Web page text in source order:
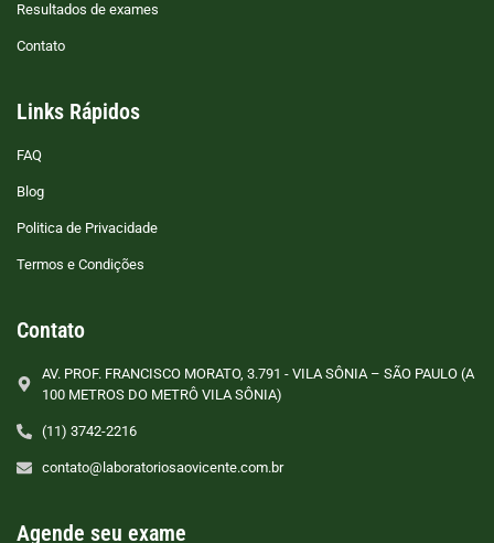
Resultados de exames
Contato
Links Rápidos
FAQ
Blog
Politica de Privacidade
Termos e Condições
Contato
AV. PROF. FRANCISCO MORATO, 3.791 - VILA SÔNIA – SÃO PAULO (A
100 METROS DO METRÔ VILA SÔNIA)
(11) 3742-2216
contato@laboratoriosaovicente.com.br
Agende seu exame